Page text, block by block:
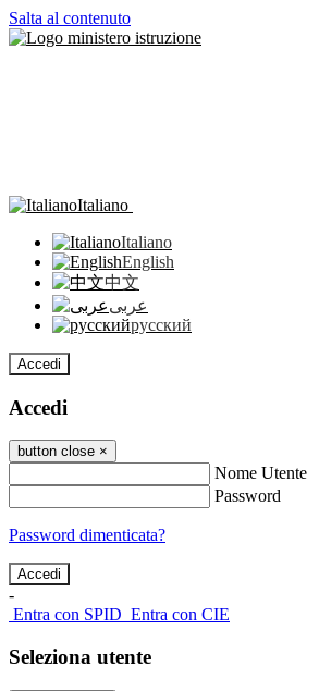
Salta al contenuto
Italiano
Italiano
English
中文
عربى
русский
Accedi
Accedi
button close ×
Nome Utente
Password
Password dimenticata?
-
Entra con SPID Entra con CIE
Seleziona utente